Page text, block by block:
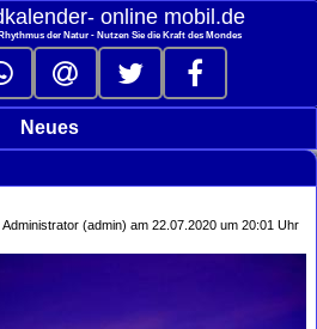
online mobil.de
der Natur - Nutzen Sie die Kraft des Mondes
Neues
Administrator (admin) am 22.07.2020 um 20:01 Uhr